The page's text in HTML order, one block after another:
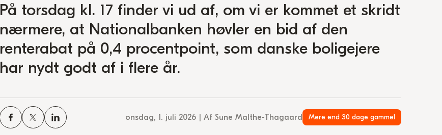
På torsdag kl. 17 finder vi ud af, om vi er kommet et skridt
nærmere, at Nationalbanken høvler en bid af den
renterabat på 0,4 procentpoint, som danske boligejere
har nydt godt af i flere år.
onsdag, 1. juli 2026 | Af Sune Malthe-Thagaard Mere end 30 dage gammel